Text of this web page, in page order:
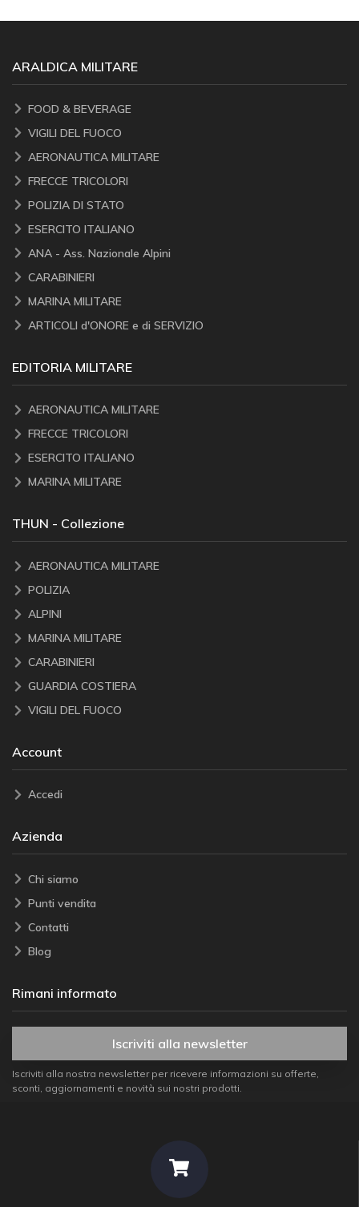
ARALDICA MILITARE
FOOD & BEVERAGE
VIGILI DEL FUOCO
AERONAUTICA MILITARE
FRECCE TRICOLORI
POLIZIA DI STATO
ESERCITO ITALIANO
ANA - Ass. Nazionale Alpini
CARABINIERI
MARINA MILITARE
ARTICOLI d'ONORE e di SERVIZIO
EDITORIA MILITARE
AERONAUTICA MILITARE
FRECCE TRICOLORI
ESERCITO ITALIANO
MARINA MILITARE
THUN - Collezione
AERONAUTICA MILITARE
POLIZIA
ALPINI
MARINA MILITARE
CARABINIERI
GUARDIA COSTIERA
VIGILI DEL FUOCO
Account
Accedi
Azienda
Chi siamo
Punti vendita
Contatti
Blog
Rimani informato
Iscriviti alla newsletter
Iscriviti alla nostra newsletter per ricevere informazioni su offerte,
sconti, aggiornamenti e novità sui nostri prodotti.